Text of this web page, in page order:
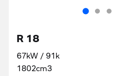
R 18
67kW / 91k
1802cm3